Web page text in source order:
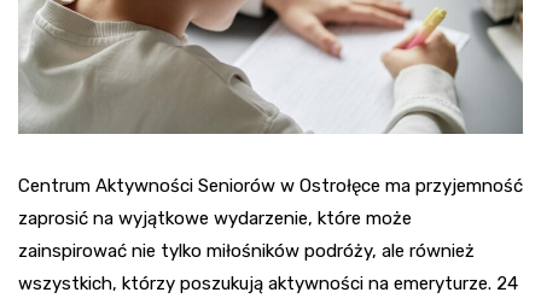
Centrum Aktywności Seniorów w Ostrołęce ma przyjemność
zaprosić na wyjątkowe wydarzenie, które może
zainspirować nie tylko miłośników podróży, ale również
wszystkich, którzy poszukują aktywności na emeryturze. 24